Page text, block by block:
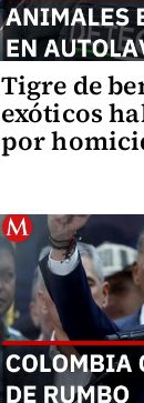
Tigre de
exóticos
por